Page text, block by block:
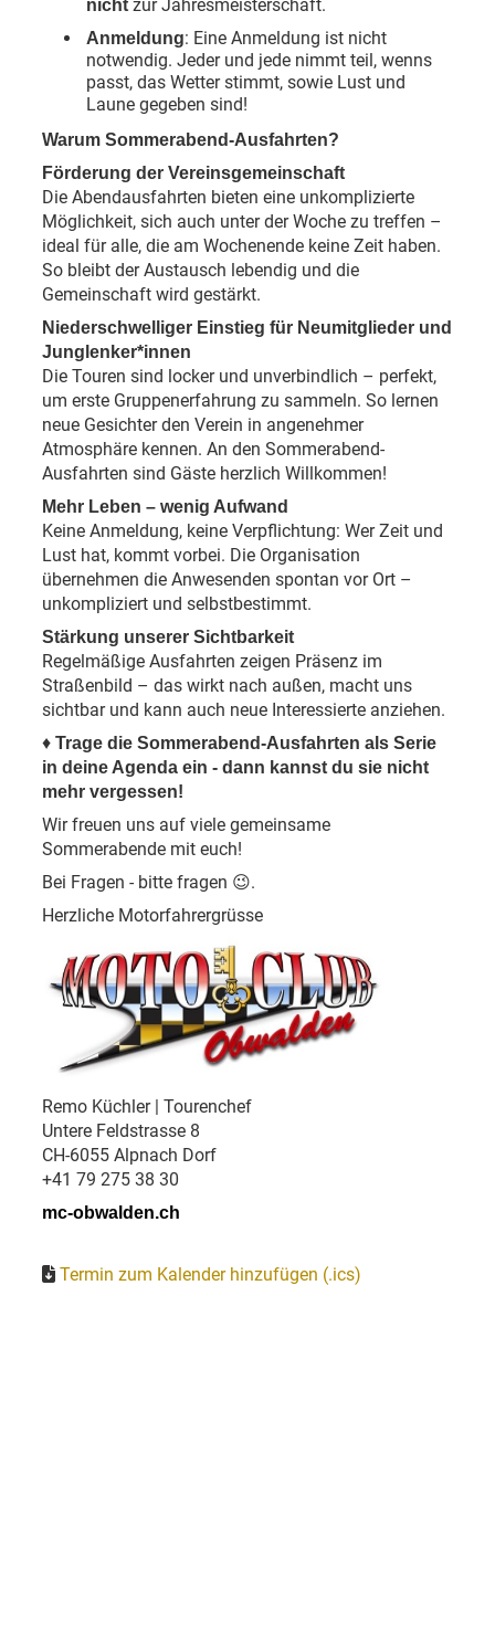
nichtzur Jahresmeisterschaft.
Anmeldung: Eine Anmeldung ist nicht
notwendig. Jeder und jede nimmt teil, wenns
passt, das Wetter stimmt, sowie Lust und
Laune gegeben sind!
Warum Sommerabend-Ausfahrten?
Förderung der Vereinsgemeinschaft
Die Abendausfahrten bieten eine unkomplizierte
Möglichkeit, sich auch unter der Woche zu treffen –
ideal für alle, die am Wochenende keine Zeit haben.
So bleibt der Austausch lebendig und die
Gemeinschaft wird gestärkt.
Niederschwelliger Einstieg für Neumitglieder und
Junglenker*innen
Die Touren sind locker und unverbindlich – perfekt,
um erste Gruppenerfahrung zu sammeln. So lernen
neue Gesichter den Verein in angenehmer
Atmosphäre kennen. An den Sommerabend-
Ausfahrten sind Gäste herzlich Willkommen!
Mehr Leben – wenig Aufwand
Keine Anmeldung, keine Verpflichtung: Wer Zeit und
Lust hat, kommt vorbei. Die Organisation
übernehmen die Anwesenden spontan vor Ort –
unkompliziert und selbstbestimmt.
Stärkung unserer Sichtbarkeit
Regelmäßige Ausfahrten zeigen Präsenz im
Straßenbild – das wirkt nach außen, macht uns
sichtbar und kann auch neue Interessierte anziehen.
♦ Trage die Sommerabend-Ausfahrten als Serie
in deine Agenda ein - dann kannst du sie nicht
mehr vergessen!
Wir freuen uns auf viele gemeinsame
Sommerabende mit euch!
Bei Fragen - bitte fragen 😉.
Herzliche Motorfahrergrüsse
Remo Küchler | Tourenchef
Untere Feldstrasse 8
CH-6055 Alpnach Dorf
+41 79 275 38 30
mc-obwalden.ch
Termin zum Kalender hinzufügen (.ics)